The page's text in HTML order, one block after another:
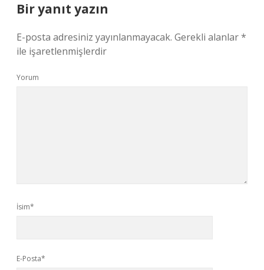
Bir yanıt yazın
E-posta adresiniz yayınlanmayacak. Gerekli alanlar*
ile işaretlenmişlerdir
Yorum
İsim*
E-Posta*